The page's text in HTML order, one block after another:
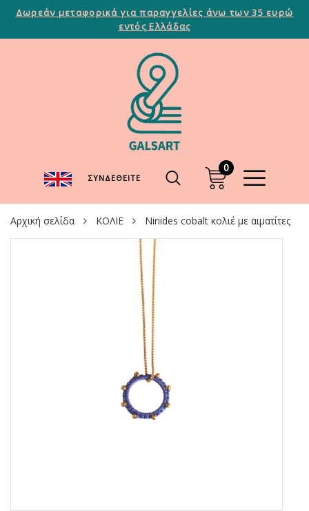
Δωρεάν μεταφορικά για παραγγελίες άνω των 35 ευρώ
εντός Ελλάδας
ΣΥΝΔΕΘΕΊΤΕ
0
Αρχική σελίδα ΚΟΛΙΕ Niriides cobalt κολιέ με αιματίτες